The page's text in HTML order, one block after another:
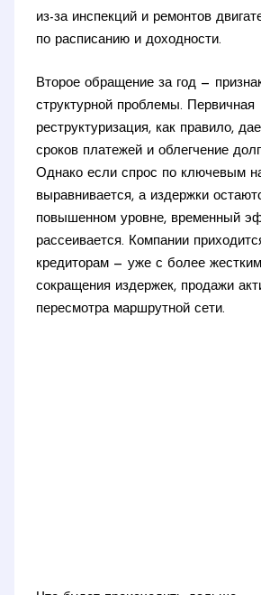
из-за инспекций и ремонтов
по расписанию и доходности.
Второе обращение за год —
структурной проблемы. Первичная
реструктуризация, как правило,
сроков платежей и облегчение
Однако если спрос по ключевым
выравнивается, а издержки
повышенном уровне, временный
рассеивается. Компании
кредиторам — уже с более
сокращения издержек, продажи
пересмотра маршрутной сети.